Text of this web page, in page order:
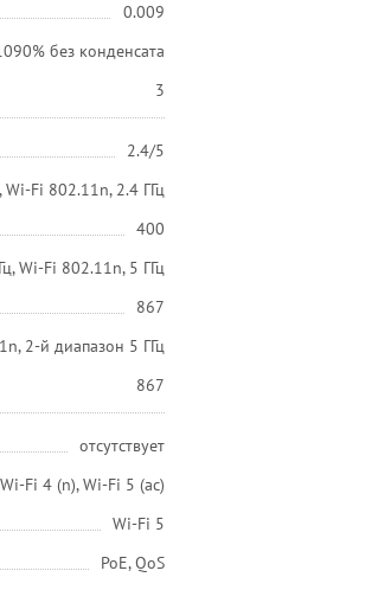
0.009
без конденсата
3
2.4/5
Fi 802.11n, 2.4 ГГц
400
Wi-Fi 802.11n, 5 ГГц
867
2-й диапазон 5 ГГц
867
отсутствует
Fi 4 (n), Wi-Fi 5 (ac)
Wi-Fi 5
PoE, QoS